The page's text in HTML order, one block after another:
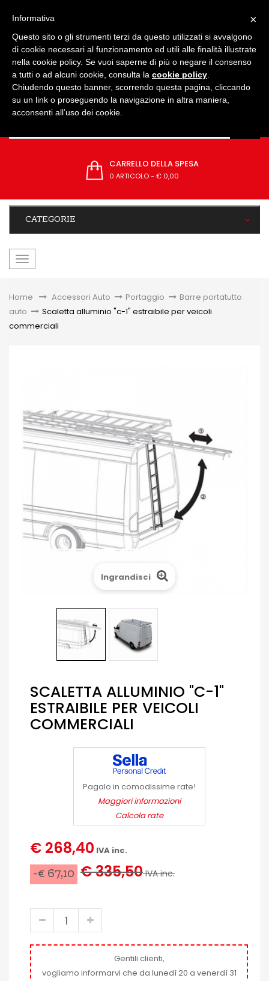
CARRELLO DELLA SPESA
0 ARTICOLO- € 0,00
CATEGORIE
navigazione
Home &gt;Accessori Auto > Portaggio >
Barre portatutto
auto > Scaletta alluminio "c-1" estraibile per veicoli
commerciali
Ingrandisci
SCALETTA ALLUMINIO "C-1"
ESTRAIBILE PER VEICOLI
COMMERCIALI
Pagalo in comodissime rate!
Maggiori informazioni
Calcola rate
€ 268,40 IVA inc.
-€ 67,10 € 335,50IVA inc.
Gentili clienti,
vogliamo informarvi che da lunedì 20 a venerdì 31
×
Informativa
Questo sito o gli strumenti terzi da questo utilizzati si avvalgono
di cookie necessari al funzionamento ed utili alle finalità illustrate
nella cookie policy. Se vuoi saperne di più o negare il consenso
a tutti o ad alcuni cookie, consulta la cookie policy
Chiudendo questo banner, scorrendo questa pagina, cliccando
su un link o proseguendo la navigazione in altra maniera,
acconsenti all’uso dei cookie.